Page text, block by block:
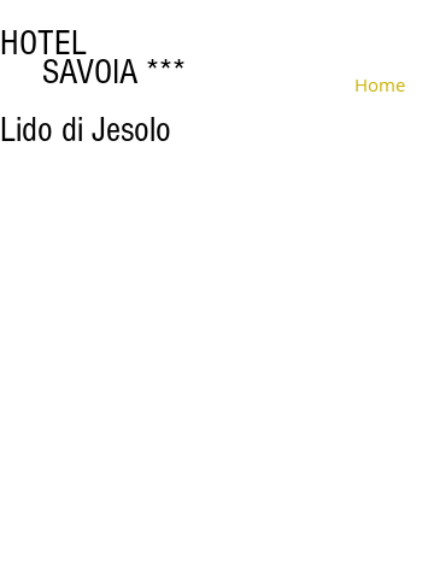
Home
HOTEL
SAVOIA ***
Lido di Jesolo